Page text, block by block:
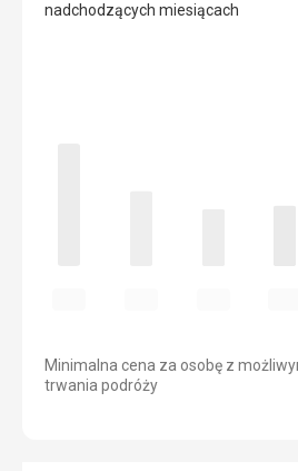
nadchodzących miesiącach
Minimalna cena za osobę z
trwania podróży